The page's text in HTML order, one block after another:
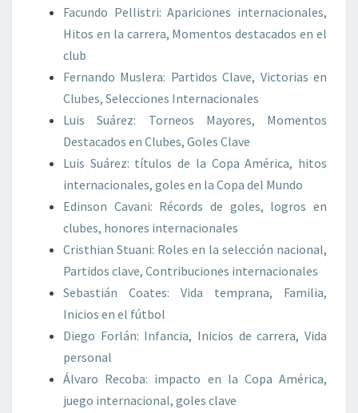
Facundo Pellistri: Apariciones internacionales,
Hitos en la carrera, Momentos destacados en el
club
Fernando Muslera: Partidos Clave, Victorias en
Clubes, Selecciones Internacionales
Luis Suárez: Torneos Mayores, Momentos
Destacados en Clubes, Goles Clave
Luis Suárez: títulos de la Copa América, hitos
internacionales, goles en la Copa del Mundo
Edinson Cavani: Récords de goles, logros en
clubes, honores internacionales
Cristhian Stuani: Roles en la selección nacional,
Partidos clave, Contribuciones internacionales
Sebastián Coates: Vida temprana, Familia,
Inicios en el fútbol
Diego Forlán: Infancia, Inicios de carrera, Vida
personal
Álvaro Recoba: impacto en la Copa América,
juego internacional, goles clave